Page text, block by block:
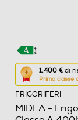
1.400 € di
Prima classe
Questa
azione
aprirà
il
FRIGORIFERI
MIDEA -